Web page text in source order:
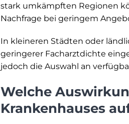
stark umkämpften Regionen
Nachfrage bei geringem
In kleineren Städten oder
geringerer Facharztdichte
jedoch die Auswahl an
Welche
Krankenhauses